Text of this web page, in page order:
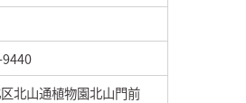
北山通植物園北山門前